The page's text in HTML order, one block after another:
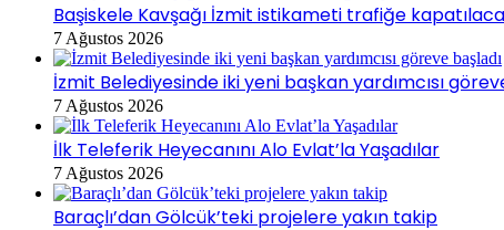
Başiskele Kavşağı İzmit istikameti trafiğe
7 Ağustos 2026
İzmit Belediyesinde iki yeni başkan yardımcısı
7 Ağustos 2026
İlk Teleferik Heyecanını Alo Evlat’la Yaşadılar
7 Ağustos 2026
Baraçlı’dan Gölcük’teki projelere yakın takip